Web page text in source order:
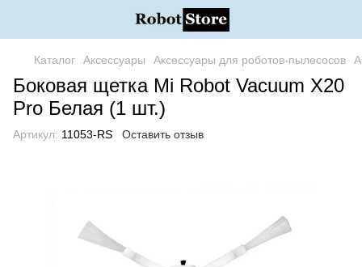
Каталог Аксессуары Аксессуары для роботов-пылесосов
Боковая щетка Mi Robot Vacuum X20
Pro Белая (1 шт.)
Артикул: 11053-RS Оставить отзыв